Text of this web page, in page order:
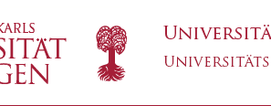
of Congenital Heart